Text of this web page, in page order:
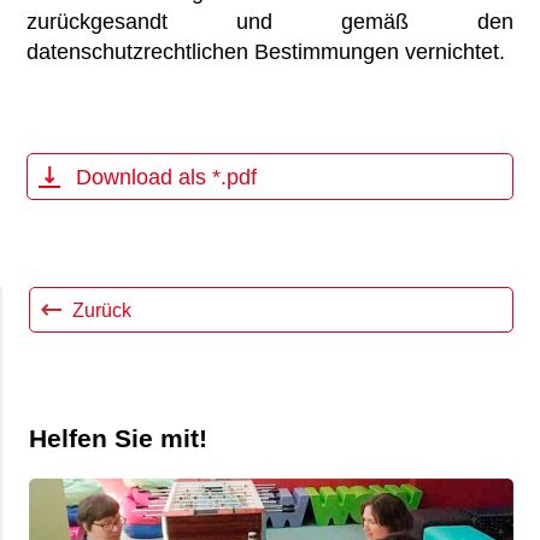
zurückgesandt und gemäß den
datenschutzrechtlichen Bestimmungen vernichtet.
Download als *.pdf
Zurück
Helfen Sie mit!